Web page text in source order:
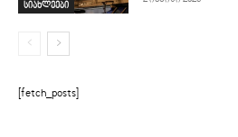
სიახლეები
[fetch_posts]